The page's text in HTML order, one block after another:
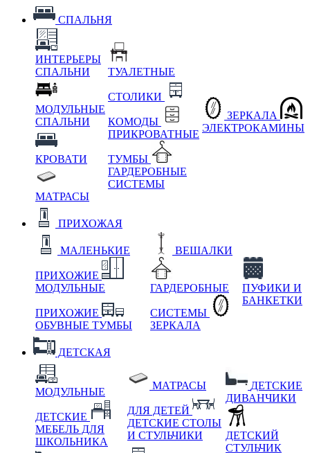
СПАЛЬНЯ
ИНТЕРЬЕРЫ
СПАЛЬНИ
МОДУЛЬНЫЕ
СПАЛЬНИ
КРОВАТИ
МАТРАСЫ
ТУАЛЕТНЫЕ
СТОЛИКИ
КОМОДЫ
ПРИКРОВАТНЫЕ
ТУМБЫ
ГАРДЕРОБНЫЕ
СИСТЕМЫ
ЗЕРКАЛА
ЭЛЕКТРОКАМИНЫ
ПРИХОЖАЯ
МАЛЕНЬКИЕ
ПРИХОЖИЕ
МОДУЛЬНЫЕ
ПРИХОЖИЕ
ОБУВНЫЕ ТУМБЫ
ВЕШАЛКИ
ГАРДЕРОБНЫЕ
СИСТЕМЫ
ЗЕРКАЛА
ПУФИКИ И
БАНКЕТКИ
ДЕТСКАЯ
МОДУЛЬНЫЕ
ДЕТСКИЕ
МЕБЕЛЬ ДЛЯ
ШКОЛЬНИКА
МАТРАСЫ
ДЛЯ ДЕТЕЙ
ДЕТСКИЕ СТОЛЫ
И СТУЛЬЧИКИ
ДЕТСКИЕ
ДИВАНЧИКИ
ДЕТСКИЙ
СТУЛЬЧИК